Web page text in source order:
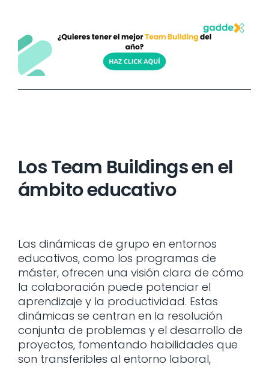
Los Team Buildings en el
ámbito educativo
Las dinámicas de grupo en entornos
educativos, como los programas de
máster, ofrecen una visión clara de cómo
la colaboración puede potenciar el
aprendizaje y la productividad. Estas
dinámicas se centran en la resolución
conjunta de problemas y el desarrollo de
proyectos, fomentando habilidades que
son transferibles al entorno laboral,